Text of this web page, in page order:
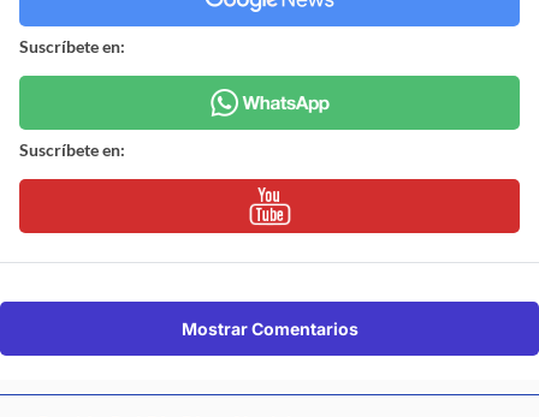
Suscríbete en:
Suscríbete en:
Mostrar Comentarios